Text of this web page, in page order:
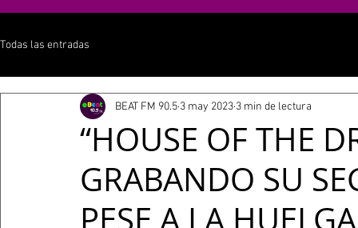
Todas las entradas
“HOUSE OF THE
GRABANDO SU
PESE A LA
BEAT FM 90.5 3 may 2023 3 min de lectura